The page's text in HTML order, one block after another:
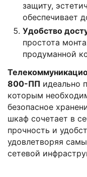
защиту,
обеспечивает
Удобство
простота
продуманной
800-ПП идеально
которым
безопасное
шкаф сочетает в
прочность и
удовлетворяя
сетевой